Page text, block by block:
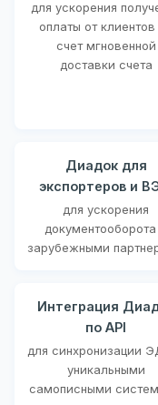
для ускорения
оплаты от клиентов
счет мгновенной
доставки счета
Диадок для
экспортеров и
для ускорения
зарубежными
Интеграция
по API
для синхронизации
уникальными
самописными